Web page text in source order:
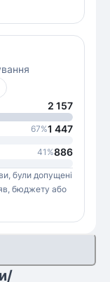
2 157
67%1 447
41 %886
були допущені
бюджету або